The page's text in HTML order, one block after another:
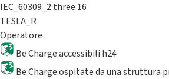
IEC_60309_2 three 16
TESLA_R
Operatore
Be Charge accessibili h24
Be Charge ospitate da una struttura